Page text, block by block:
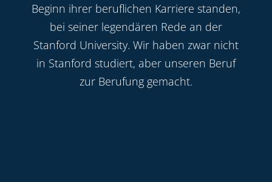
Beginn ihrer beruflichen Karriere standen,
bei seiner legendären Rede an der
Stanford University. Wir haben zwar nicht
in Stanford studiert, aber unseren Beruf
zur Berufung gemacht.